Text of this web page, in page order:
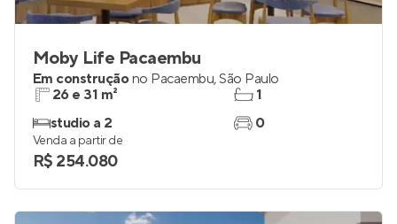
Moby Life Pacaembu
Em construçãono Pacaembu,São Paulo
26 e 31 m²
studio a 2
1
0
Venda a partir de
R$ 254.080